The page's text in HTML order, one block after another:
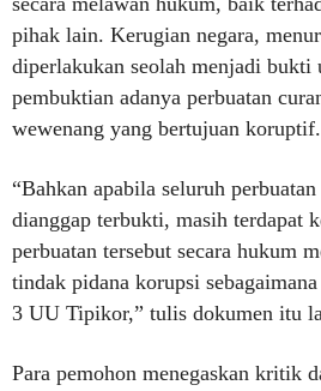
pihak lain. Kerugian negara,
diperlakukan seolah menjadi bukti
pembuktian adanya perbuatan
wewenang yang bertujuan koruptif.
“Bahkan apabila seluruh
dianggap terbukti, masih terdapat
perbuatan tersebut secara hukum
tindak pidana korupsi
3 UU Tipikor,” tulis dokumen itu
Para pemohon menegaskan kritik